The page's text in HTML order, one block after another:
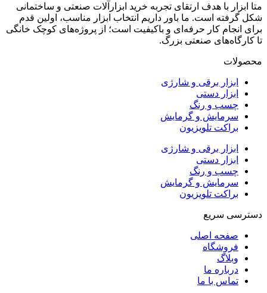
متا ابزار با هدف ارتقای تجربه خرید ابزارآلات صنعتی و ساختمانی
شکل گرفته است. ما باور داریم انتخاب ابزار مناسب، اولین قدم
برای انجام کار حرفه‌ای و باکیفیت است؛ از پروژه‌های کوچک خانگی
تا کارگاه‌های صنعتی بزرگ.
محصولات
ابزار برقی و شارژی
ابزار دستی
چسب و رنگ
سرمایش و گرمایش
براکت تلویزیون
ابزار برقی و شارژی
ابزار دستی
چسب و رنگ
سرمایش و گرمایش
براکت تلویزیون
دسترسی سریع
صفحه اصلی
فروشگاه
وبلاگ
درباره ما
تماس با ما